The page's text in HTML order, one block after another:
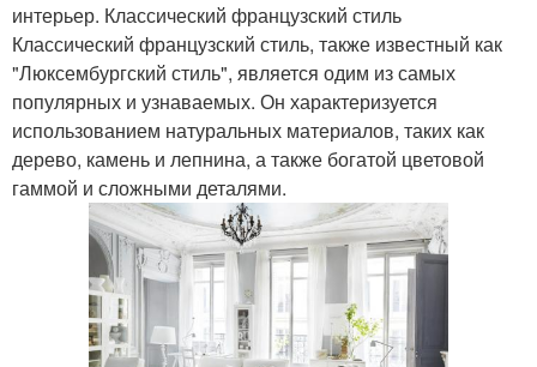
интерьер. Классический французский стиль
Классический французский стиль, также известный как
"Люксембургский стиль", является одим из самых
популярных и узнаваемых. Он характеризуется
использованием натуральных материалов, таких как
дерево, камень и лепнина, а также богатой цветовой
гаммой и сложными деталями.